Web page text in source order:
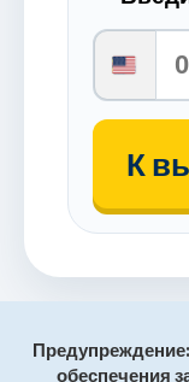
States
К
обеспечения